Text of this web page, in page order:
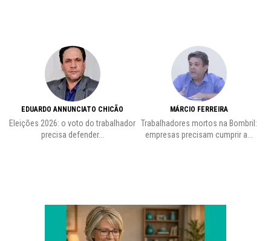
EDUARDO ANNUNCIATO CHICÃO
Eleições 2026: o voto do trabalhador
precisa defender...
MÁRCIO FERREIRA
Trabalhadores mortos na Bombril:
empresas precisam cumprir a...